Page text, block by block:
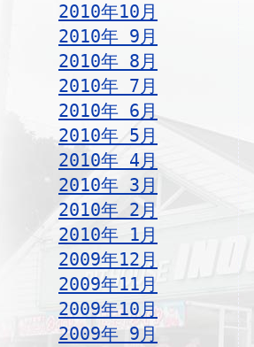
2010年10月
2010年 9月
2010年 8月
2010年 7月
2010年 6月
2010年 5月
2010年 4月
2010年 3月
2010年 2月
2010年 1月
2009年12月
2009年11月
2009年10月
2009年 9月